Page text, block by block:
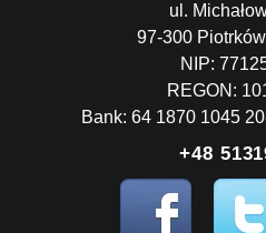
ul.
97-300
NIP:
REGON:
Bank: 64 1870 1045
+48